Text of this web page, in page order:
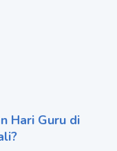
Hari Guru di